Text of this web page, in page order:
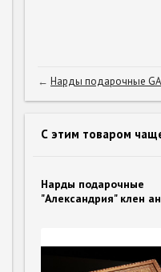
← Нарды подарочные
С этим товаром
Нарды подарочные
"Александрия" клен